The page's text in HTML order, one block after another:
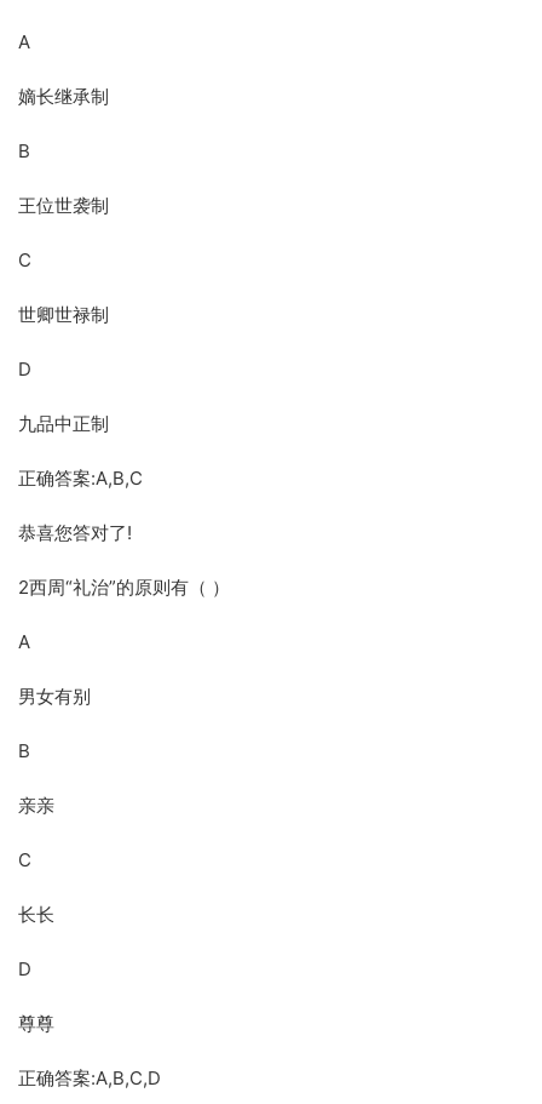
A
嫡长继承制
B
王位世袭制
C
世卿世禄制
D
九品中正制
正确答案:A,B,C
恭喜您答对了!
2西周“礼治”的原则有（ ）
A
男女有别
B
亲亲
C
长长
D
尊尊
正确答案:A,B,C,D